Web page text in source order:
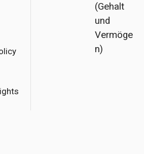
(Gehalt
und
Vermöge
n)